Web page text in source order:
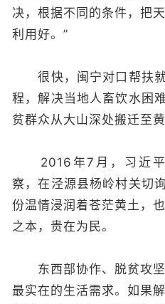
决，根据不同的条件，把
利用好。”
很快，闽宁对口帮扶就
程，解决当地人畜饮水困
贫群众从大山深处搬迁至
2016年7月，习近平
察，在泾源县杨岭村关切
份温情浸润着苍茫黄土，
之本，贵在为民。
东西部协作、脱贫攻坚
最实在的生活需求。如果